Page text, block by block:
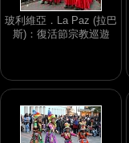
玻利維亞．La Paz (拉巴
斯)：復活節宗教巡遊